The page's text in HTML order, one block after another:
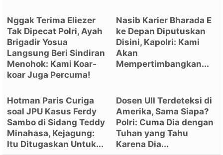
Nggak Terima Eliezer
Tak Dipecat Polri, Ayah
Brigadir Yosua
Langsung Beri Sindiran
Menohok: Kami Koar-
koar Juga Percuma!
Nasib Karier Bharada E
ke Depan Diputuskan
Disini, Kapolri: Kami
Akan
Mempertimbangkan...
Hotman Paris Curiga
soal JPU Kasus Ferdy
Sambo di Sidang Teddy
Minahasa, Kejagung:
Itu Ditugaskan Untuk...
Dosen UII Terdeteksi di
Amerika, Sama Siapa?
Polri: Cuma Dia dengan
Tuhan yang Tahu
Karena Dia...